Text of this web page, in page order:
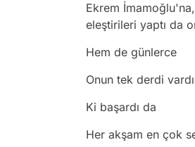
Ekrem
eleştirileri yaptı da
Hem de günlerce
Onun tek derdi
Ki başardı da
Her akşam en çok